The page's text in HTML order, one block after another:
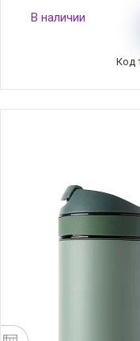
серый,
В наличии
Код